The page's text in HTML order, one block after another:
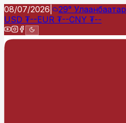
08/07/2026 29° Улаанбаатар
USD ₮--EUR ₮--CNY ₮--